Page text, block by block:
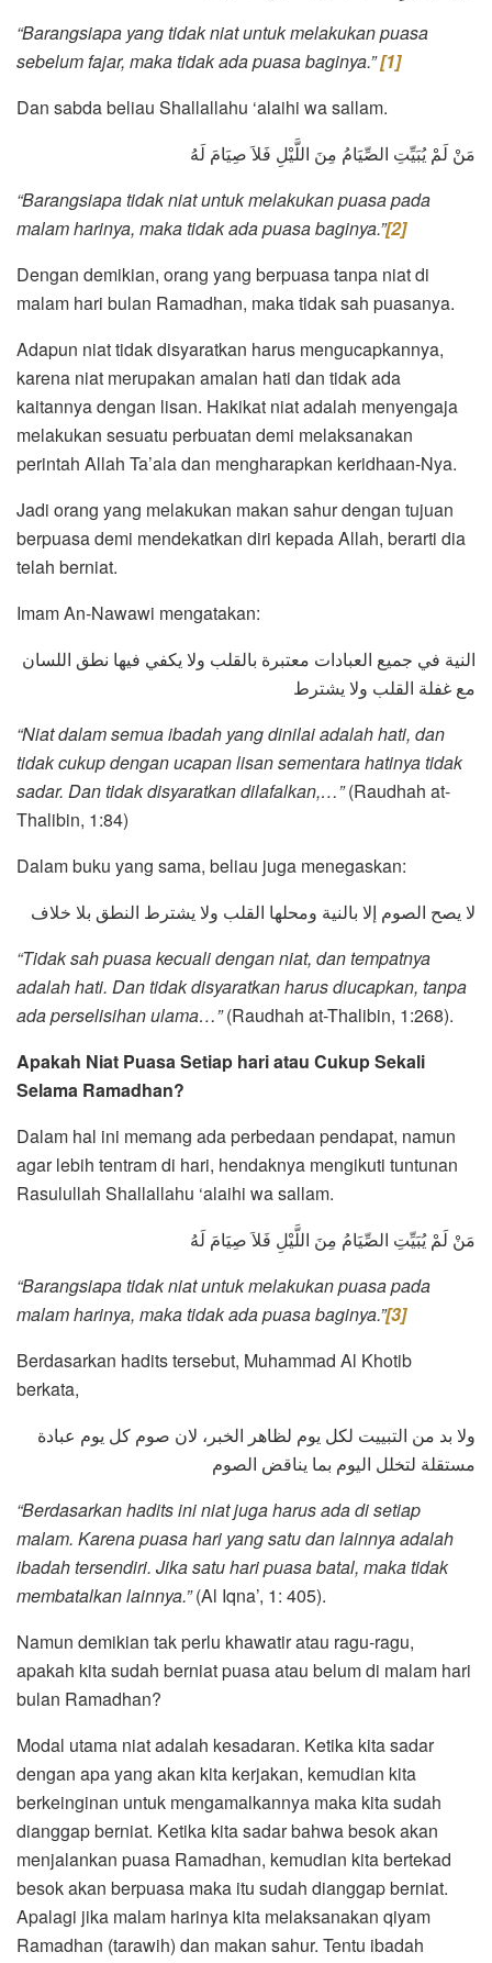
“Barangsiapa yang tidak niat untuk melakukan puasa
sebelum fajar, maka tidak ada puasa baginya.”[1]
Dan sabda beliau Shallallahu ‘alaihi wa sallam.
مَنْ لَمْ يُبَيِّتِ الصِّيَامُ مِنَ اللَّيْلِ فَلاَ صِيَامَ لَهُ
“Barangsiapa tidak niat untuk melakukan puasa pada
malam harinya, maka tidak ada puasa baginya.”[2]
Dengan demikian, orang yang berpuasa tanpa niat di
malam hari bulan Ramadhan, maka tidak sah puasanya.
Adapun niat tidak disyaratkan harus mengucapkannya,
karena niat merupakan amalan hati dan tidak ada
kaitannya dengan lisan. Hakikat niat adalah menyengaja
melakukan sesuatu perbuatan demi melaksanakan
perintah Allah Ta’ala dan mengharapkan keridhaan-Nya.
Jadi orang yang melakukan makan sahur dengan tujuan
berpuasa demi mendekatkan diri kepada Allah, berarti dia
telah berniat.
Imam An-Nawawi mengatakan:
النية في جميع العبادات معتبرة بالقلب ولا يكفي فيها نطق اللسان
مع غفلة القلب ولا يشترط
“Niat dalam semua ibadah yang dinilai adalah hati, dan
tidak cukup dengan ucapan lisan sementara hatinya tidak
sadar. Dan tidak disyaratkan dilafalkan,…”(Raudhah at-
Thalibin, 1:84)
Dalam buku yang sama, beliau juga menegaskan:
لا يصح الصوم إلا بالنية ومحلها القلب ولا يشترط النطق بلا خلاف
“Tidak sah puasa kecuali dengan niat, dan tempatnya
adalah hati. Dan tidak disyaratkan harus diucapkan, tanpa
ada perselisihan ulama…”(Raudhah at-Thalibin, 1:268).
Apakah Niat Puasa Setiap hari atau Cukup Sekali
Selama Ramadhan?
Dalam hal ini memang ada perbedaan pendapat, namun
agar lebih tentram di hari, hendaknya mengikuti tuntunan
Rasulullah Shallallahu ‘alaihi wa sallam.
مَنْ لَمْ يُبَيِّتِ الصِّيَامُ مِنَ اللَّيْلِ فَلاَ صِيَامَ لَهُ
“Barangsiapa tidak niat untuk melakukan puasa pada
malam harinya, maka tidak ada puasa baginya.”[3]
Berdasarkan hadits tersebut, Muhammad Al Khotib
berkata,
ولا بد من التبييت لكل يوم لظاهر الخبر، لان صوم كل يوم عبادة
مستقلة لتخلل اليوم بما يناقض الصوم
“Berdasarkan hadits ini niat juga harus ada di setiap
malam. Karena puasa hari yang satu dan lainnya adalah
ibadah tersendiri. Jika satu hari puasa batal, maka tidak
membatalkan lainnya.”(Al Iqna’, 1: 405).
Namun demikian tak perlu khawatir atau ragu-ragu,
apakah kita sudah berniat puasa atau belum di malam hari
bulan Ramadhan?
Modal utama niat adalah kesadaran. Ketika kita sadar
dengan apa yang akan kita kerjakan, kemudian kita
berkeinginan untuk mengamalkannya maka kita sudah
dianggap berniat. Ketika kita sadar bahwa besok akan
menjalankan puasa Ramadhan, kemudian kita bertekad
besok akan berpuasa maka itu sudah dianggap berniat.
Apalagi jika malam harinya kita melaksanakan qiyam
Ramadhan (tarawih) dan makan sahur. Tentu ibadah